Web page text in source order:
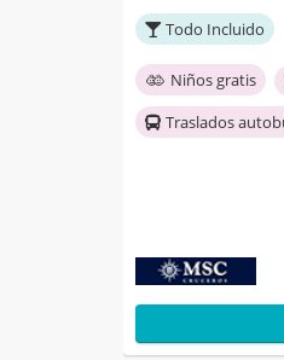
Todo Incluido
Niños gratis
Traslados